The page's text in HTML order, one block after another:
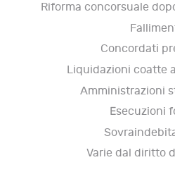
Riforma concorsuale
Concordati
Liquidazioni coatte
Amministrazioni
Esecuzioni
Varie dal diritto